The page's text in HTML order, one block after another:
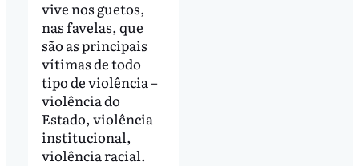
vive nos guetos,
nas favelas, que
são as principais
vítimas de todo
tipo de violência –
violência do
Estado, violência
institucional,
violência racial.